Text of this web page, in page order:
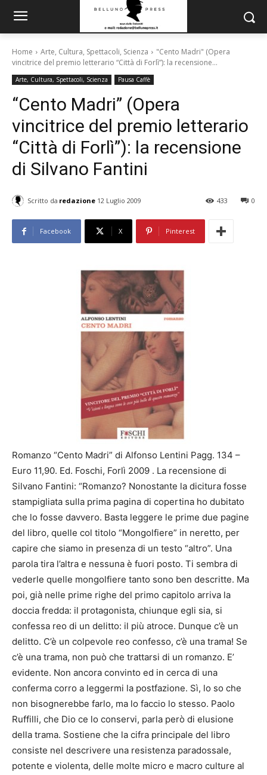
Home Arte, Cultura, Spettacoli, Scienza
"Cento Madri" (Opera
vincitrice del premio letterario “Città di Forlì”): la recensione...
Arte, Cultura, Spettacoli, Scienza Pausa Caffè
“Cento Madri” (Opera
vincitrice del premio letterario
“Città di Forlì”): la recensione
di Silvano Fantini
Scritto da redazione 12 Luglio 2009 0
433
Facebook X Pinterest
Romanzo “Cento Madri” di Alfonso Lentini Pagg. 134 –
Euro 11,90. Ed. Foschi, Forlì 2009 . La recensione di
Silvano Fantini: “Romanzo? Nonostante la dicitura fosse
stampigliata sulla prima pagina di copertina ho dubitato
che lo fosse davvero. Basta leggere le prime due pagine
del libro, quelle col titolo “Mongolfiere” in neretto, per
capire che siamo in presenza di un testo “altro”. Una
parola tira l’altra e nessuna è fuori posto. Ti sembra di
vederle quelle mongolfiere tanto sono ben descritte. Ma
poi, già nelle prime righe del primo capitolo arriva la
doccia fredda: il protagonista, chiunque egli sia, si
confessa reo di un delitto: il più atroce. Dunque c’è un
delitto. C’è un colpevole reo confesso, c’è una trama! Se
c’è una trama, non può che trattarsi di un romanzo. E’
evidente. Non ancora convinto ed in cerca di una
conferma corro a leggermi la postfazione. Sì, lo so che
non bisognerebbe farlo, ma lo faccio lo stesso. Paolo
Ruffilli, che Dio ce lo conservi, parla però di elusione
della trama. Sostiene che la cifra principale del libro
consiste nel descrivere una resistenza paradossale,
potente e violenta, delle molte micro e macro culture al